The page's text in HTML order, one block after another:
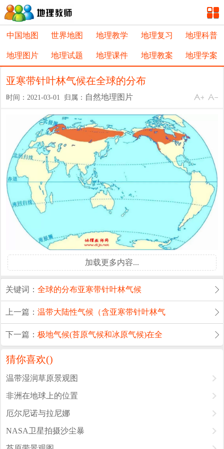
中国地图 世界地图 地理教学 地理复习 地理科普
地理图片 地理试题 地理课件 地理教案 地理学案
亚寒带针叶林气候在全球的分布
时间：2021-03-01 归属： 自然地理图片
加载更多内容...
关键词：全球的分布亚寒带针叶林气候
上一篇：温带大陆性气候（含亚寒带针叶林气
下一篇：极地气候(苔原气候和冰原气候)在全
猜你喜欢()
温带湿润草原景观图
非洲在地球上的位置
厄尔尼诺与拉尼娜
NASA卫星拍摄沙尘暴